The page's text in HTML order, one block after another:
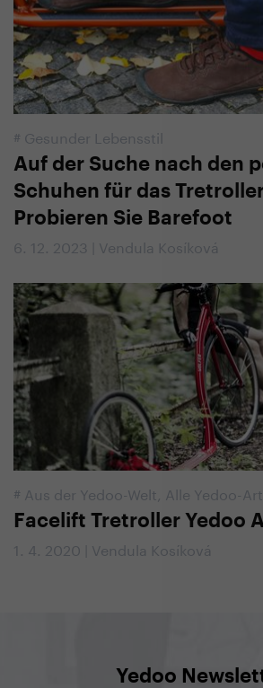
# Gesunder Lebensstil
Auf der Suche nach den
Schuhen für das
Probieren Sie Barefoot
6. 12. 2023 | Vendula Kosíková
# Aus der Yedoo-Welt Alle Yedoo-
Facelift Tretroller Yedoo
1. 4. 2020 | Vendula Kosíková
Yedoo